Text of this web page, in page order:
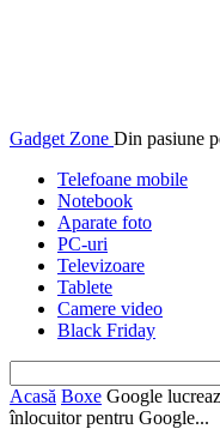
Gadget Zone Din pasiune
Telefoane mobile
Notebook
Aparate foto
PC-uri
Televizoare
Tablete
Camere video
Black Friday
Acasă Boxe Google
înlocuitor pentru Google...